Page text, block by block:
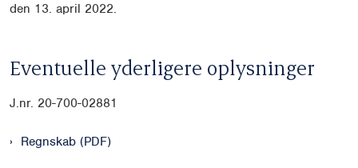
den 13. april 2022.
Eventuelle yderligere oplysninger
J.nr. 20-700-02881
Regnskab (PDF)